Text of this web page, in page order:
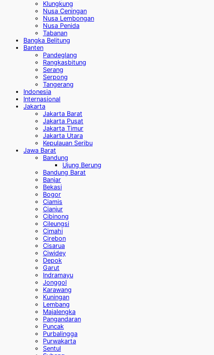
Klungkung
Nusa Ceningan
Nusa Lembongan
Nusa Penida
Tabanan
Bangka Belitung
Banten
Pandeglang
Rangkasbitung
Serang
Serpong
Tangerang
Indonesia
Internasional
Jakarta
Jakarta Barat
Jakarta Pusat
Jakarta Timur
Jakarta Utara
Kepulauan Seribu
Jawa Barat
Bandung
Ujung Berung
Bandung Barat
Banjar
Bekasi
Bogor
Ciamis
Cianjur
Cibinong
Cileungsi
Cimahi
Cirebon
Cisarua
Ciwidey
Depok
Garut
Indramayu
Jonggol
Karawang
Kuningan
Lembang
Majalengka
Pangandaran
Puncak
Purbalingga
Purwakarta
Sentul